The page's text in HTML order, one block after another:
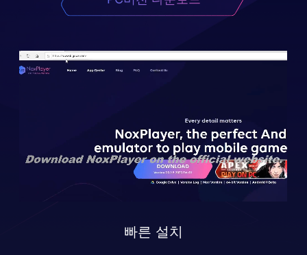
빠른 설치